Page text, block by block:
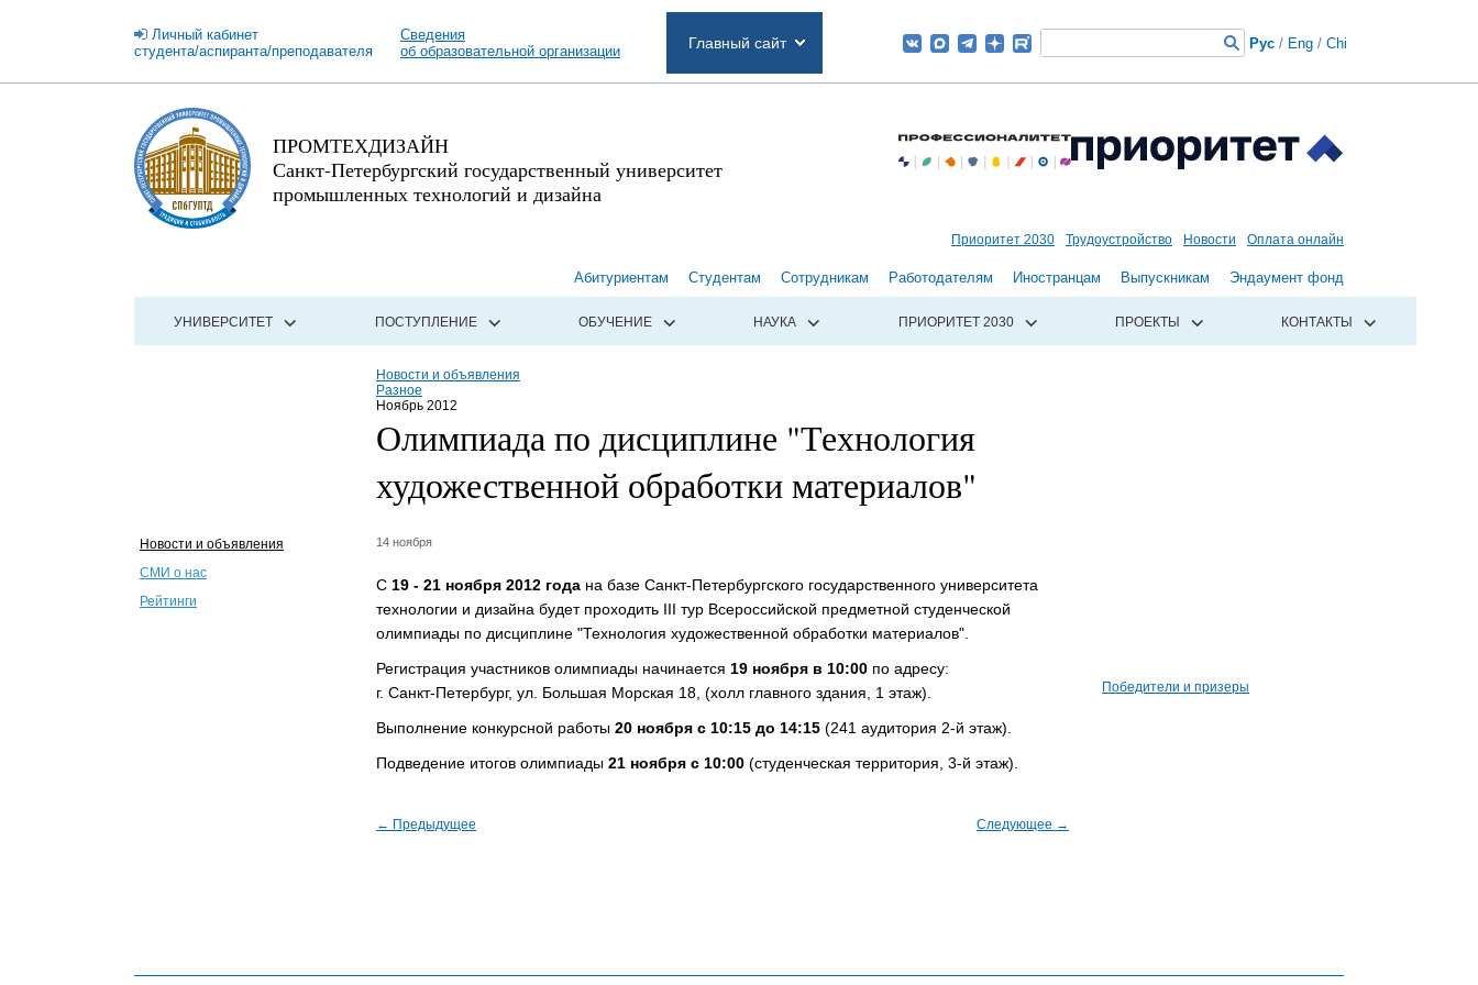
Личный кабинет
студента/аспиранта/преподавателя
Сведения
об образовательной организации
Главный сайт Рус / Eng / Chi
ПРОМТЕХДИЗАЙН
Санкт-Петербургский государственный университет
промышленных технологий и дизайна
Приоритет 2030 Трудоустройство Новости Оплата онлайн
Абитуриентам Студентам Сотрудникам Работодателям Иностранцам Выпускникам Эндаумент фонд
УНИВЕРСИТЕТ ПОСТУПЛЕНИЕ ОБУЧЕНИЕ НАУКА ПРИОРИТЕТ 2030 ПРОЕКТЫ КОНТАКТЫ
Новости и объявления
Разное
Ноябрь 2012
Олимпиада по дисциплине "Технология
художественной обработки материалов"
Новости и объявления
СМИ о нас
Рейтинги
14 ноября
С 19 - 21 ноября 2012 года на базе Санкт-Петербургского государственного университета
технологии и дизайна будет проходить III тур Всероссийской предметной студенческой
олимпиады по дисциплине "Технология художественной обработки материалов".
Победители и призеры
Регистрация участников олимпиады начинается 19 ноября в 10:00 по адресу:
г. Санкт-Петербург, ул. Большая Морская 18, (холл главного здания, 1 этаж).
Выполнение конкурсной работы 20 ноября с 10:15 до 14:15 (241 аудитория 2-й этаж).
Подведение итогов олимпиады 21 ноября с 10:00 (студенческая территория, 3-й этаж).
← Предыдущее Следующее →